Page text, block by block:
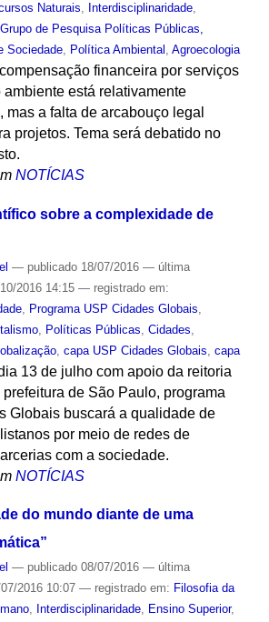
Naturais, Interdisciplinaridade,
Grupo de Pesquisa Políticas Públicas,
Sociedade, Política Ambiental , Agroecologia
financeira por serviços
ambiente está relativamente
mas a falta de arcabouço legal
projetos. Tema será debatido no
NOTÍCIAS
sobre a complexidade de
— publicado18/07/2016 — última
2016 14:15 — registrado em:
, Programa USP Cidades Globais
, Políticas Públicas Cidades
, capa USP Cidades Globais capa
13 de julho com apoio da reitoria
de São Paulo, programa
Globais buscará a qualidade de
por meio de redes de
com a sociedade.
NOTÍCIAS
do mundo diante de uma
— publicado08/07/2016 — última
2016 10:07 — registrado em: Filosofia da
, Interdisciplinaridade, Ensino Superior,